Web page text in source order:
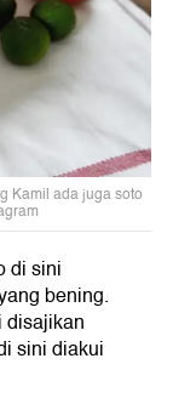
Kamil ada juga soto
di sini
bening.
disajikan
sini diakui